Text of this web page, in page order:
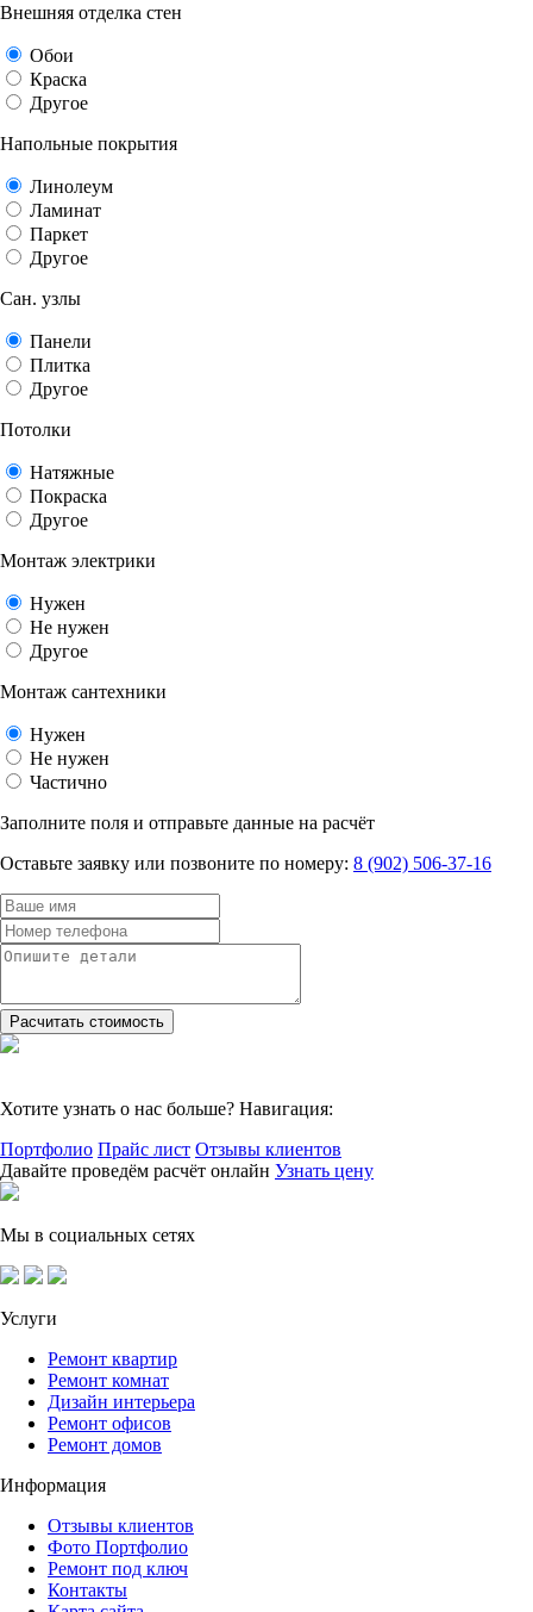
Внешняя отделка стен
Обои
Краска
Другое
Напольные покрытия
Линолеум
Ламинат
Паркет
Другое
Сан. узлы
Панели
Плитка
Другое
Потолки
Натяжные
Покраска
Другое
Монтаж электрики
Нужен
Не нужен
Другое
Монтаж сантехники
Нужен
Не нужен
Частично
Заполните поля и отправьте данные на расчёт
Оставьте заявку или позвоните по номеру: 8 (902) 506-37-16
Хотите узнать о нас больше? Навигация:
Портфолио Прайс лист Отзывы клиентов
Давайте проведём расчёт онлайн Узнать цену
Мы в социальных сетях
Услуги
Ремонт квартир
Ремонт комнат
Дизайн интерьера
Ремонт офисов
Ремонт домов
Информация
Отзывы клиентов
Фото Портфолио
Ремонт под ключ
Контакты